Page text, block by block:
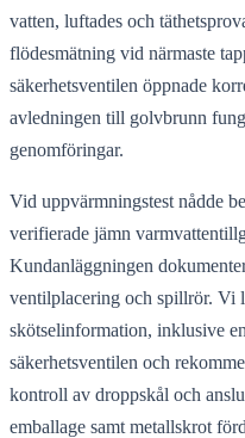
vatten, luftades och
flödesmätning vid närmaste
säkerhetsventilen öppnade
avledningen till golvbrunn
genomföringar.
Vid uppvärmningstest nådde
verifierade jämn
Kundanläggningen
ventilplacering och spillrör. Vi
skötselinformation, inklusive
säkerhetsventilen och
kontroll av droppskål och
emballage samt metallskrot